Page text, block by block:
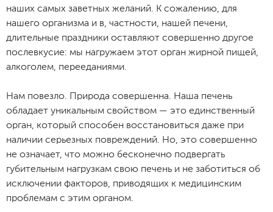
наших самых заветных желаний. К сожалению, для
нашего организма и в, частности, нашей печени,
длительные праздники оставляют совершенно другое
послевкусие: мы нагружаем этот орган жирной пищей,
алкоголем, перееданиями.
Нам повезло. Природа совершенна. Наша печень
обладает уникальным свойством — это единственный
орган, который способен восстановиться даже при
наличии серьезных повреждений. Но, это совершенно
не означает, что можно бесконечно подвергать
губительным нагрузкам свою печень и не заботиться об
исключении факторов, приводящих к медицинским
проблемам с этим органом.